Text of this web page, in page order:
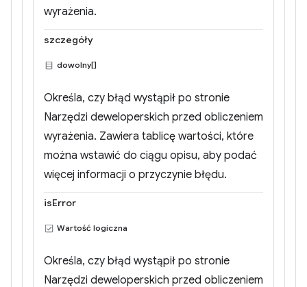
wyrażenia.
szczegóły
dowolny[]
Określa, czy błąd wystąpił po stronie
Narzędzi deweloperskich przed obliczeniem
wyrażenia. Zawiera tablicę wartości, które
można wstawić do ciągu opisu, aby podać
więcej informacji o przyczynie błędu.
isError
Wartość logiczna
Określa, czy błąd wystąpił po stronie
Narzędzi deweloperskich przed obliczeniem